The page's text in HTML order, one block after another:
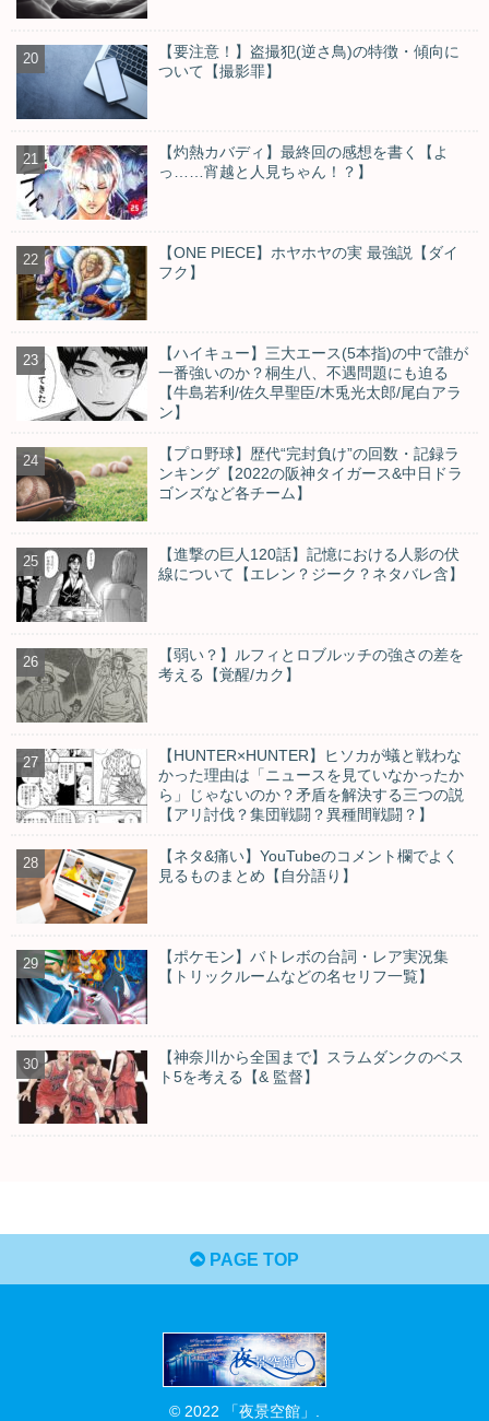
【要注意！】盗撮犯(逆さ鳥)の特徴・傾向に
ついて【撮影罪】
【灼熱カバディ】最終回の感想を書く【よ
っ……宵越と人見ちゃん！？】
【ONE PIECE】ホヤホヤの実 最強説【ダイ
フク】
【ハイキュー】三大エース(5本指)の中で誰が
一番強いのか？桐生八、不遇問題にも迫る
【牛島若利/佐久早聖臣/木兎光太郎/尾白アラ
ン】
【プロ野球】歴代“完封負け”の回数・記録ラ
ンキング【2022の阪神タイガース&中日ドラ
ゴンズなど各チーム】
【進撃の巨人120話】記憶における人影の伏
線について【エレン？ジーク？ネタバレ含】
【弱い？】ルフィとロブルッチの強さの差を
考える【覚醒/カク】
【HUNTER×HUNTER】ヒソカが蟻と戦わな
かった理由は「ニュースを見ていなかったか
ら」じゃないのか？矛盾を解決する三つの説
【アリ討伐？集団戦闘？異種間戦闘？】
【ネタ&痛い】YouTubeのコメント欄でよく
見るものまとめ【自分語り】
【ポケモン】バトレボの台詞・レア実況集
【トリックルームなどの名セリフ一覧】
【神奈川から全国まで】スラムダンクのベス
ト5を考える【& 監督】
PAGE TOP
© 2022 「夜景空館」.